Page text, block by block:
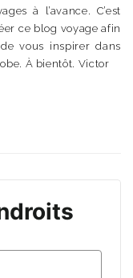
à l’avance. C’est
ce blog voyage afin
vous inspirer dans
À bientôt. Victor